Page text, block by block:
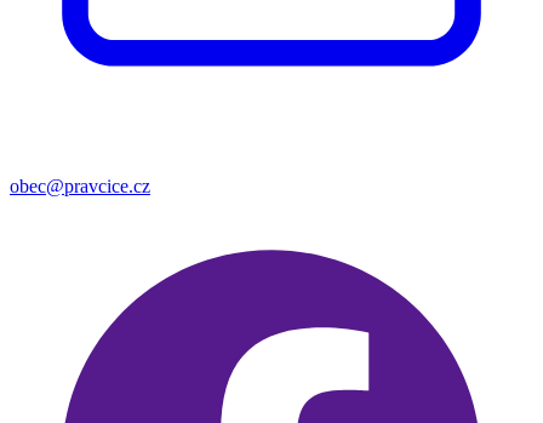
obec@pravcice.cz